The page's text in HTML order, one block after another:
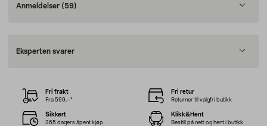
Anmeldelser (59)
Eksperten svarer
Fri frakt
Fra 599,–*
Fri retur
Returner til valgfri butikk
Sikkert
365 dagers åpent kjøp
Klikk&Hent
Bestill på nett og hent i butikk